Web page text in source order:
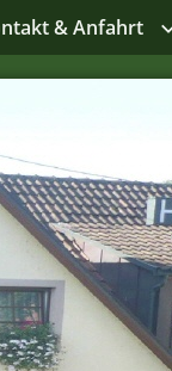
& Anfahrt